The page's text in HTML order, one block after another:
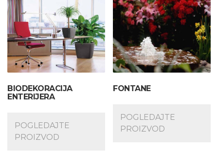
BIODEKORACIJA
ENTERIJERA
POGLEDAJTE
PROIZVOD
FONTANE
POGLEDAJTE
PROIZVOD